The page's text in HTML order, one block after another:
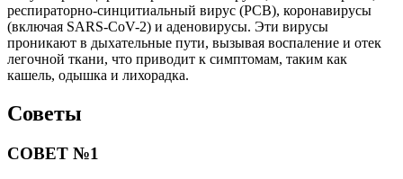
респираторно-синцитиальный вирус (РСВ), коронавирусы
(включая SARS-CoV-2) и аденовирусы. Эти вирусы
проникают в дыхательные пути, вызывая воспаление и отек
легочной ткани, что приводит к симптомам, таким как
кашель, одышка и лихорадка.
Советы
СОВЕТ №1